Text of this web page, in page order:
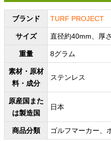
ブランド TURF PROJECT
サイズ 直径約40mm、厚
重量 8グラム
素材・原材
料・成分
ステンレス
原産国また
は製造国
日本
商品分類 ゴルフマーカー、